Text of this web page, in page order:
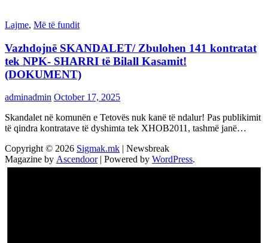
Lajme, Më të fundit
Vazhdojnē SKANDALET/ Zbulohen 141 kontratat
tek NPK- SHARRI të Bilall Kasamit!
(DOKUMENT)
adminadmin October 17, 2025
Skandalet në komunën e Tetovës nuk kanë të ndalur! Pas publikimit
të qindra kontratave të dyshimta tek XHOB2011, tashmë janë…
Copyright © 2026 Sigmak.mk | Newsbreak
Magazine by Ascendoor| Powered by WordPress.